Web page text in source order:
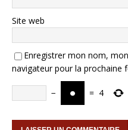
Site web
Enregistrer mon nom,
navigateur pour la prochaine
− = 4